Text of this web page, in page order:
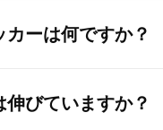
カーは何ですか？
伸びていますか？